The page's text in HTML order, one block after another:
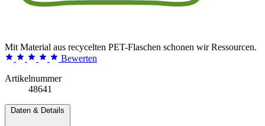
Mit Material aus recycelten PET-Flaschen schonen wir Ressourcen.
Bewerten
Artikelnummer
48641
Daten & Details